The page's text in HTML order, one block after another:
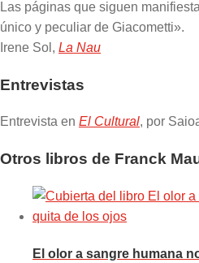
Las páginas que siguen
único y peculiar de Giacometti».
Irene Sol, La Nau
Entrevistas
Entrevista en El Cultural, por
Otros libros de Franck
El olor a sangre humana